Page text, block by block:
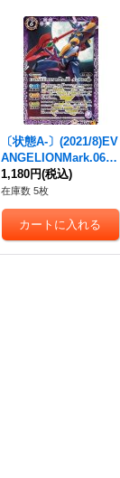
〔状態A-〕(2021/8)EV
ANGELION Mark.06-
カシウスの槍-
B21-X01}《紫》
1,180円(税込)
在庫数 5枚